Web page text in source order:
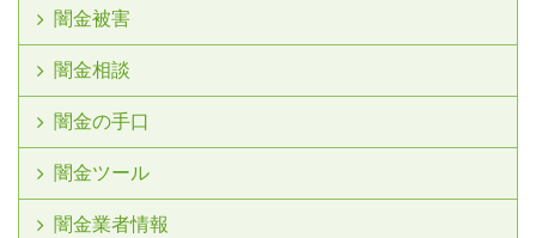
闇金被害
闇金相談
闇金の手口
闇金ツール
闇金業者情報